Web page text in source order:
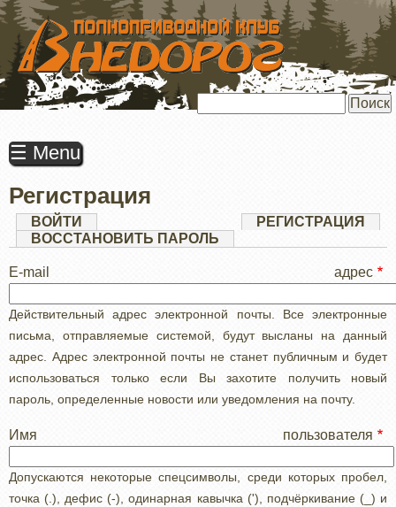
ПЕРЕЙТИ
ОСНОВНОМУ
СОДЕРЖАНИЮ
☰ Menu
Регистрация
Главные
вкладки
ВОЙТИ РЕГИСТРАЦИЯ
ВОССТАНОВИТЬ ПАРОЛЬ
E-mail адрес
Действительный адрес электронной почты. Все электронные
письма, отправляемые системой, будут высланы на данный
адрес. Адрес электронной почты не станет публичным и будет
использоваться только если Вы захотите получить новый
пароль, определенные новости или уведомления на почту.
Имя пользователя
Допускаются некоторые спецсимволы, среди которых пробел,
точка (.), дефис (-), одинарная кавычка ('), подчёркивание (_) и